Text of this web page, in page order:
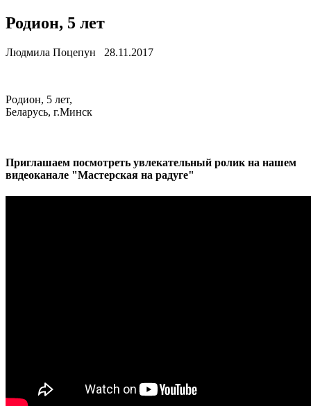
Родион, 5 лет
Людмила Поцепун 28.11.2017
Родион, 5 лет,
Беларусь, г.Минск
Приглашаем посмотреть увлекательный ролик на нашем
видеоканале "Мастерская на радуге"